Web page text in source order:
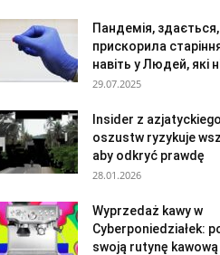
Пандемія, здається,
прискорила
навіть у Людей, які
29.07.2025
Insider z
oszustw ryzykuje
aby odkryć prawdę
28.01.2026
Wyprzedaż kawy w
Cyberponiedziałek:
swoją rutynę kawową